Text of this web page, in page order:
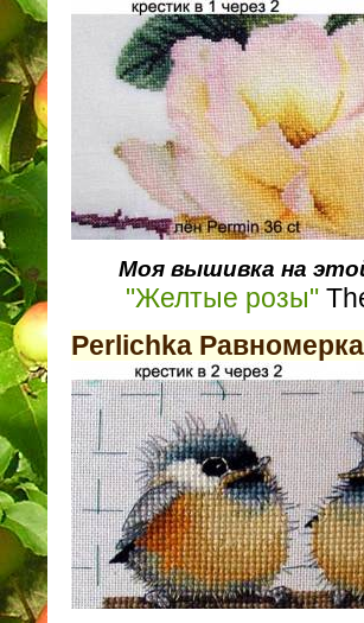
Моя вышивка на
"Желтые розы"
Perlichka